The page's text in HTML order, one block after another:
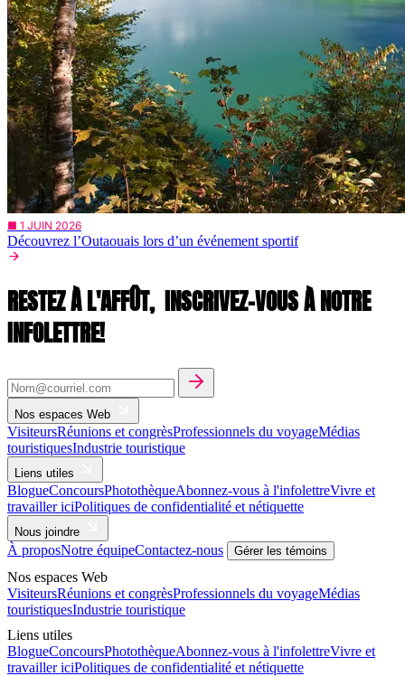
■ 1 JUIN 2026
Découvrez l’Outaouais lors d’un événement sportif
RESTEZ À L'AFFÛT, INSCRIVEZ-VOUS À NOTRE
INFOLETTRE!
Nos espaces Web
VisiteursRéunions et congrèsProfessionnels du voyageMédias
touristiquesIndustrie touristique
Liens utiles
BlogueConcoursPhotothèqueAbonnez-vous à l'infolettreVivre et
travailler iciPolitiques de confidentialité et nétiquette
Nous joindre
À proposNotre équipeContactez-nous Gérer les témoins
Nos espaces Web
VisiteursRéunions et congrèsProfessionnels du voyageMédias
touristiquesIndustrie touristique
Liens utiles
BlogueConcoursPhotothèqueAbonnez-vous à l'infolettreVivre et
travailler iciPolitiques de confidentialité et nétiquette